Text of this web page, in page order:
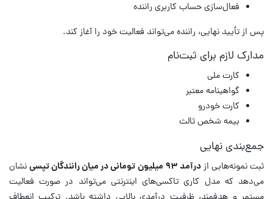
فعال‌سازی حساب کاربری راننده
پس از تأیید نهایی، راننده می‌تواند فعالیت خود را آغاز کند.
مدارک لازم برای ثبت‌نام
کارت ملی
گواهینامه معتبر
کارت خودرو
بیمه شخص ثالث
جمع‌بندی نهایی
ثبت نمونه‌هایی ازدرآمد ۹۳ میلیون تومانی در میان رانندگان تپسی
نشان
می‌دهد که مدل کاری تاکسی‌های اینترنتی می‌تواند در صورت فعالیت